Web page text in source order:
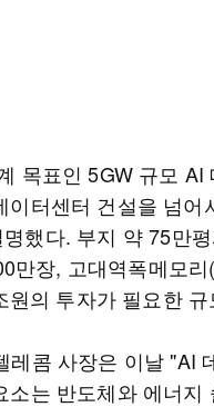
목표인 5GW 규모 AI
이터센터 건설을 넘어
했다. 부지 약 75만
만장, 고대역폭메모
원의 투자가 필요한 규
레콤 사장은 이날 "AI
소는 반도체와 에너지